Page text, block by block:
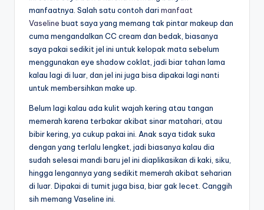
manfaatnya. Salah satu contoh dari manfaat
Vaseline buat saya yang memang tak pintar makeup dan
cuma mengandalkan CC cream dan bedak, biasanya
saya pakai sedikit jel ini untuk kelopak mata sebelum
menggunakan eye shadow coklat, jadi biar tahan lama
kalau lagi di luar, dan jel ini juga bisa dipakai lagi nanti
untuk membersihkan make up.
Belum lagi kalau ada kulit wajah kering atau tangan
memerah karena terbakar akibat sinar matahari, atau
bibir kering, ya cukup pakai ini. Anak saya tidak suka
dengan yang terlalu lengket, jadi biasanya kalau dia
sudah selesai mandi baru jel ini diaplikasikan di kaki, siku,
hingga lengannya yang sedikit memerah akibat seharian
di luar. Dipakai di tumit juga bisa, biar gak lecet. Canggih
sih memang Vaseline ini.